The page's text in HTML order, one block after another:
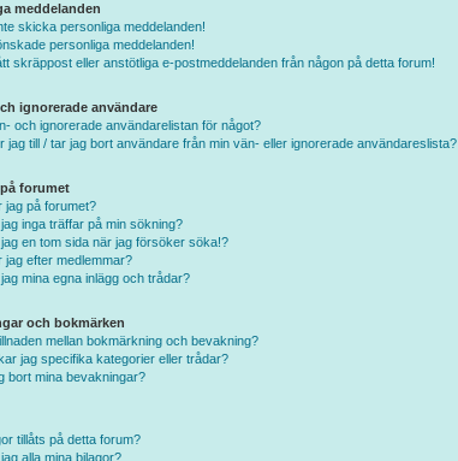
meddelanden
skicka personliga meddelanden!
personliga meddelanden!
skräppost eller anstötliga e-postmeddelanden från någon på detta forum!
ignorerade användare
och ignorerade användarelistan för något?
jag till / tar jag bort användare från min vän- eller ignorerade användareslista?
forumet
jag på forumet?
inga träffar på min sökning?
en tom sida när jag försöker söka!?
jag efter medlemmar?
mina egna inlägg och trådar?
och bokmärken
mellan bokmärkning och bevakning?
jag specifika kategorier eller trådar?
bort mina bevakningar?
tillåts på detta forum?
alla mina bilagor?